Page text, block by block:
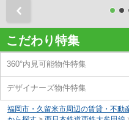
こだわり特集
360°内見可能物件特集
デザイナーズ物件特集
福岡市・久留米市周辺の賃貸・不動